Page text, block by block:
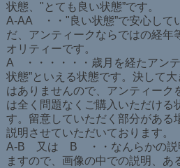
状態、"とても良い状態”です。
A-AA ・・"良い状態”で安心して
だ、アンティークならではの経年
オリティーです。
A ・・・・・・歳月を経たアン
状態”といえる状態です。決して
はありませんので、アンティーク
は全く問題なくご購入いただける
す。留意していただく部分がある
説明させていただいております。
A-B 又は B ・・なんらかの説
ますので、画像の中での説明、あ